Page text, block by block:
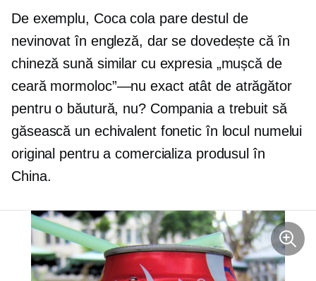
De exemplu, Coca colapare destul de
nevinovat în engleză, dar se dovedește că în
chineză sună similar cu expresia „mușcă de
ceară mormoloc”—nu exact atât de atrăgător
pentru o băutură, nu? Compania a trebuit să
găsească un echivalent fonetic în locul numelui
original pentru a comercializa produsul în
China.